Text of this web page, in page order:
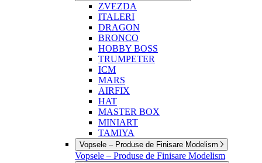
ZVEZDA
ITALERI
DRAGON
BRONCO
HOBBY BOSS
TRUMPETER
ICM
MARS
AIRFIX
HAT
MASTER BOX
MINIART
TAMIYA
Vopsele – Produse de Finisare Modelism
Vopsele – Produse de Finisare Modelism